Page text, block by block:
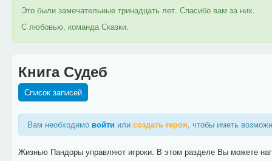
Это были замечательные тринадцать лет. Спасибо вам за них.
С любовью, команда Сказки.
Книга Судеб
Список записей
Вам необходимо войти или создать героя, чтобы иметь
Жизнью Пандоры управляют игроки. В этом разделе Вы можете